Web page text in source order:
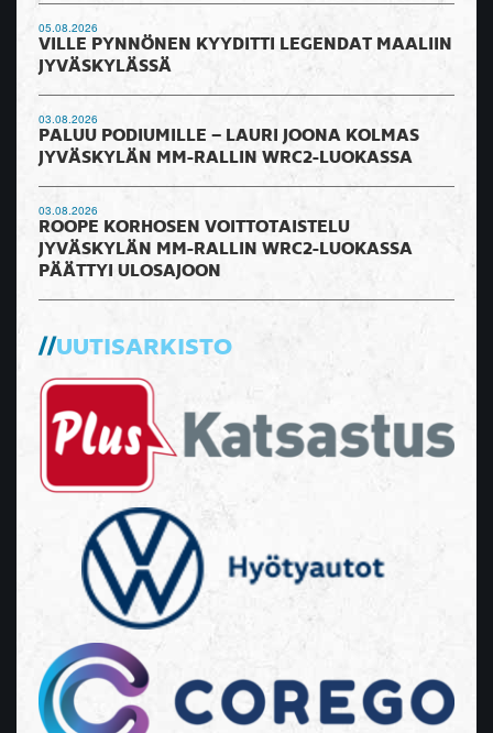
05.08.2026
VILLE PYNNÖNEN KYYDITTI LEGENDAT MAALIIN
JYVÄSKYLÄSSÄ
03.08.2026
PALUU PODIUMILLE – LAURI JOONA KOLMAS
JYVÄSKYLÄN MM-RALLIN WRC2-LUOKASSA
03.08.2026
ROOPE KORHOSEN VOITTOTAISTELU
JYVÄSKYLÄN MM-RALLIN WRC2-LUOKASSA
PÄÄTTYI ULOSAJOON
UUTISARKISTO